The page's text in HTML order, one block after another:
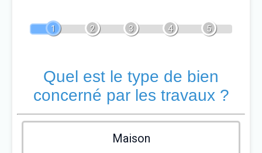
1 2 3 4 5
Quel est le type de bien
concerné par les travaux ?
Maison